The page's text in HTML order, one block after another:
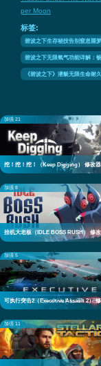
per Moon
标签:
碧波之下生存秘技告别窒息噩
碧波之下无限氧气功能详解：
《碧波之下》潜艇无限生命耐
加强 21
挖！挖！挖！（Keep Digging） 修改器
加强 8
挂机大老板（IDLE BOSS RUSH） 修
加强 5
可执行突击2（Executive Assault 2）
加强 11